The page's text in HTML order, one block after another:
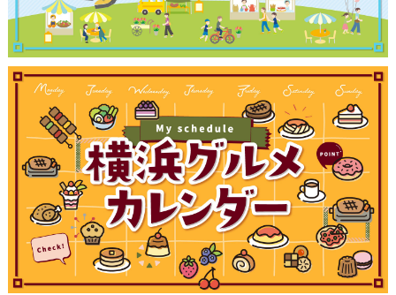
観光ガイド
ランキング
ブログ記事
サイトについて